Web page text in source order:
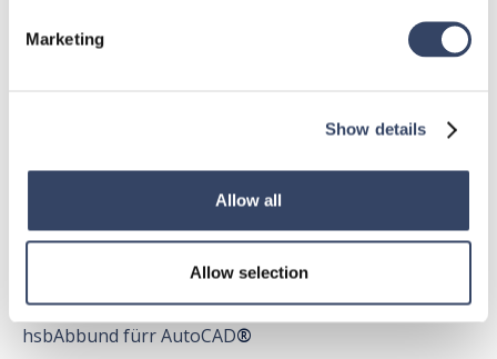
Marketing
Show details
Allow all
Allow selection
Allgemein
hsbAbbund fürr AutoCAD®